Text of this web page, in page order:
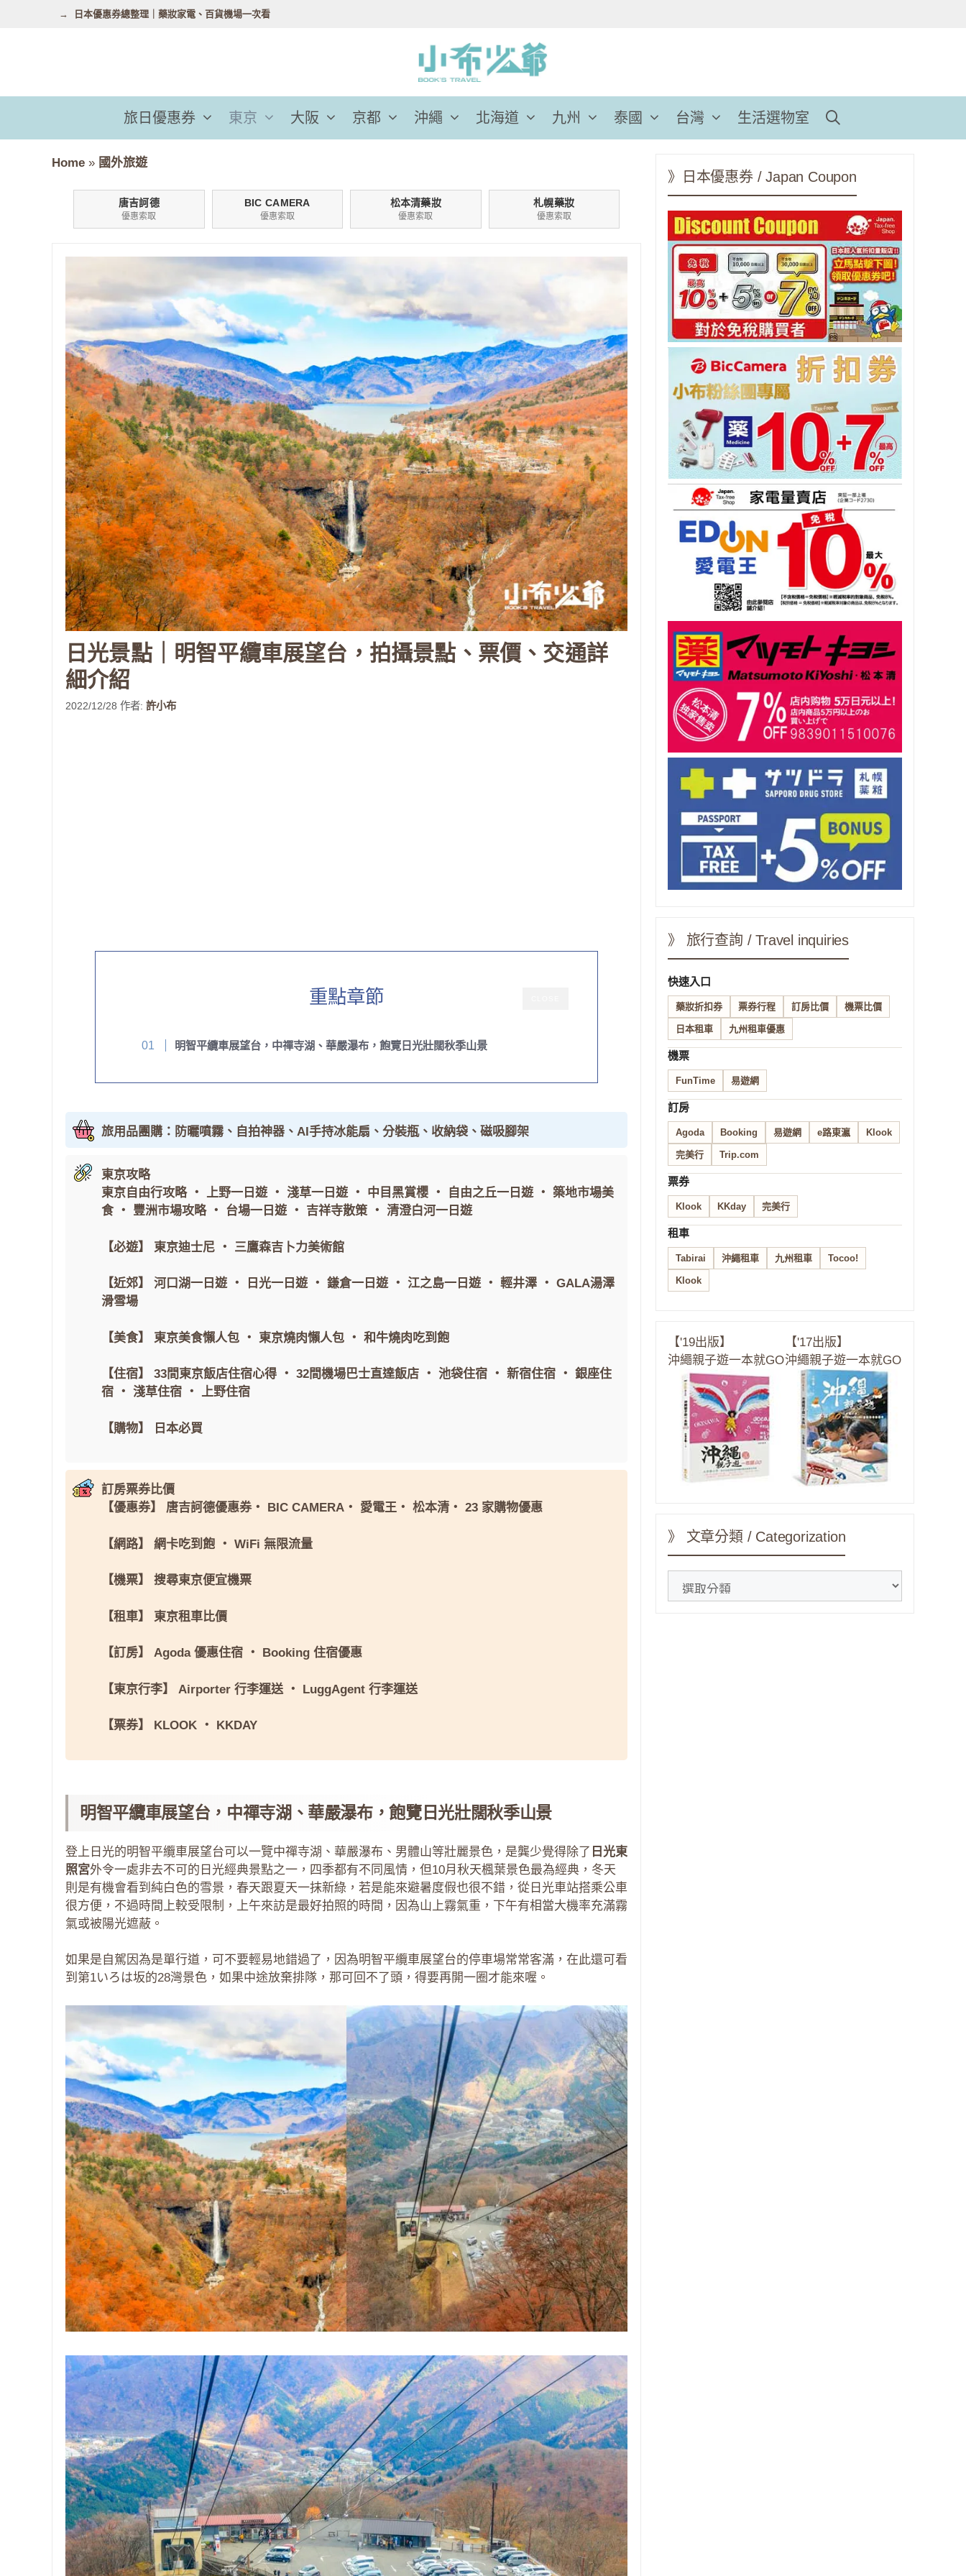
容
日本優惠券總整理｜藥妝家電、百貨機場一次看
旅日優惠券 東京 大阪 京都 沖繩 北海道 九州 泰國 台灣 生活選物室
Home » 國外旅遊
唐吉訶德
優惠索取
BIC CAMERA
優惠索取
松本清藥妝
優惠索取
札幌藥妝
優惠索取
日光景點｜明智平纜車展望台，拍攝景點、票價、交通詳
細介紹
2022/12/28 作者: 許小布
重點章節
明智平纜車展望台，中禪寺湖、華嚴瀑布，飽覽日光壯闊秋季山景
旅用品團購：防曬噴霧、自拍神器、AI手持冰能扇、分裝瓶、收納袋、磁吸腳架
東京攻略
東京自由行攻略・ 上野一日遊・ 淺草一日遊・ 中目黑賞櫻 ・ 自由之丘一日遊・ 築地市場美
食・ 豐洲市場攻略・ 台場一日遊・ 吉祥寺散策・ 清澄白河一日遊
【必遊】 東京迪士尼 ・ 三鷹森吉卜力美術館
【近郊】 河口湖一日遊・ 日光一日遊・ 鎌倉一日遊・ 江之島一日遊・ 輕井澤 ・ GALA湯澤
滑雪場
【美食】 東京美食懶人包 ・ 東京燒肉懶人包 ・ 和牛燒肉吃到飽
【住宿】 33間東京飯店住宿心得 ・ 32間機場巴士直達飯店 ・ 池袋住宿 ・ 新宿住宿 ・ 銀座住
宿 ・ 淺草住宿 ・ 上野住宿
【購物】 日本必買
訂房票券比價
【優惠券】
唐吉訶德優惠券・ BIC CAMERA ・ 愛電王 ・ 松本清 ・ 23 家購物優惠
【網路】 網卡吃到飽 ・ WiFi 無限流量
【機票】 搜尋東京便宜機票
【租車】 東京租車比價
【訂房】 Agoda 優惠住宿 ・ Booking 住宿優惠
【東京行李】 Airporter 行李運送 ・ LuggAgent 行李運送
【票券】 KLOOK ・ KKDAY
明智平纜車展望台，中禪寺湖、華嚴瀑布，飽覽日光壯闊秋季山景
登上日光的明智平纜車展望台可以一覽中禪寺湖、華嚴瀑布、男體山等壯麗景色，是龔少覺得除了 日光東
照宮外令一處非去不可的日光經典景點之一，四季都有不同風情，但10月秋天楓葉景色最為經典，冬天
則是有機會看到純白色的雪景，春天跟夏天一抹新綠，若是能來避暑度假也很不錯，從日光車站搭乘公車
很方便，不過時間上較受限制，上午來訪是最好拍照的時間，因為山上霧氣重，下午有相當大機率充滿霧
氣或被陽光遮蔽。
如果是自駕因為是單行道，可不要輕易地錯過了，因為明智平纜車展望台的停車場常常客滿，在此還可看
到第1いろは坂的28灣景色，如果中途放棄排隊，那可回不了頭，得要再開一圈才能來喔。
》日本優惠券 / Japan Coupon
》 旅行查詢 / Travel inquiries
快速入口
藥妝折扣券 票券行程 訂房比價 機票比價
日本租車 九州租車優惠
機票
FunTime 易遊網
訂房
Agoda Booking 易遊網 e路東瀛 Klook
完美行 Trip.com
票券
Klook KKday 完美行
租車
Tabirai 沖繩租車 九州租車 Tocoo!
Klook
【'19出版】
沖繩親子遊一本就GO
【'17出版】
沖繩親子遊一本就GO
》 文章分類 / Categorization